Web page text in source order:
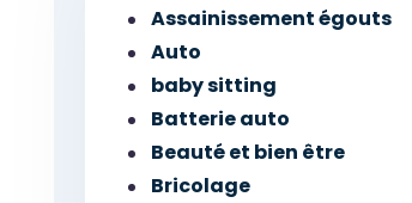
Assainissement égouts
Auto
baby sitting
Batterie auto
Beauté et bien être
Bricolage